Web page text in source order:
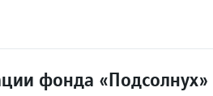
фонда «Подсолнух»